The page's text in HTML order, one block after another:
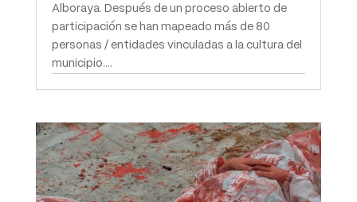
Alboraya. Después de un proceso abierto de
participación se han mapeado más de 80
personas / entidades vinculadas a la cultura del
municipio....